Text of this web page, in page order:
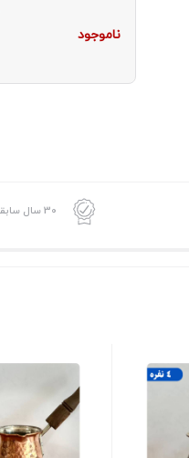
ناموجود
30 سال سابقه